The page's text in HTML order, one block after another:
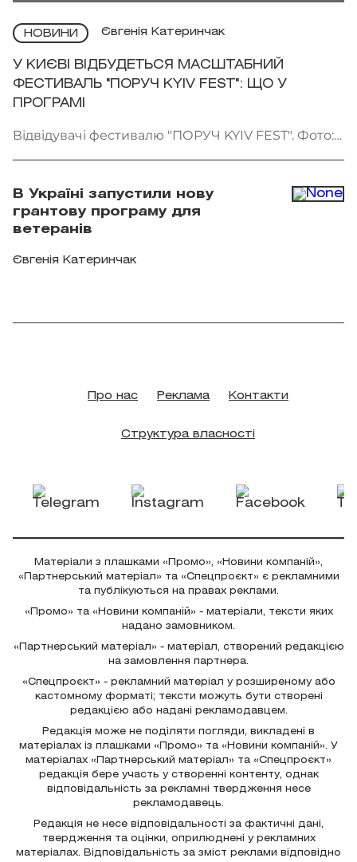
НОВИНИ Євгенія Катеринчак
У КИЄВІ ВІДБУДЕТЬСЯ МАСШТАБНИЙ
ФЕСТИВАЛЬ "ПОРУЧ KYIV FEST": ЩО У
ПРОГРАМІ
Відвідувачі фестивалю "ПОРУЧ KYIV FEST". Фото:
В Україні запустили нову
грантову програму для
ветеранів
Євгенія Катеринчак
Про нас Реклама Контакти
Структура власності
Матеріали з плашками «Промо», «Новини компаній»,
«Партнерський матеріал» та «Спецпроєкт» є рекламними
та публікуються на правах реклами.
«Промо» та «Новини компаній» - матеріали, тексти яких
надано замовником.
«Партнерський матеріал» - матеріал, створений редакцією
на замовлення партнера.
«Спецпроєкт» - рекламний матеріал у розширеному або
кастомному форматі; тексти можуть бути створені
редакцією або надані рекламодавцем.
Редакція може не поділяти погляди, викладені в
матеріалах із плашками «Промо» та «Новини компаній». У
матеріалах «Партнерський матеріал» та «Спецпроєкт»
редакція бере участь у створенні контенту, однак
відповідальність за рекламні твердження несе
рекламодавець.
Редакція не несе відповідальності за фактичні дані,
твердження та оцінки, оприлюднені у рекламних
матеріалах. Відповідальність за зміст реклами відповідно